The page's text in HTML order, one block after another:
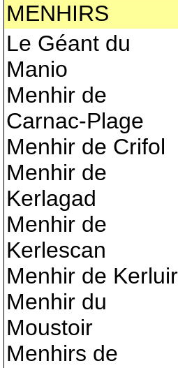
MENHIRS
Le Géant du
Manio
Menhir de
Carnac-Plage
Menhir de Crifol
Menhir de
Kerlagad
Menhir de
Kerlescan
Menhir de Kerluir
Menhir du
Moustoir
Menhirs de